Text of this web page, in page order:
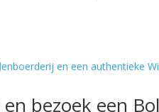
bezoek een